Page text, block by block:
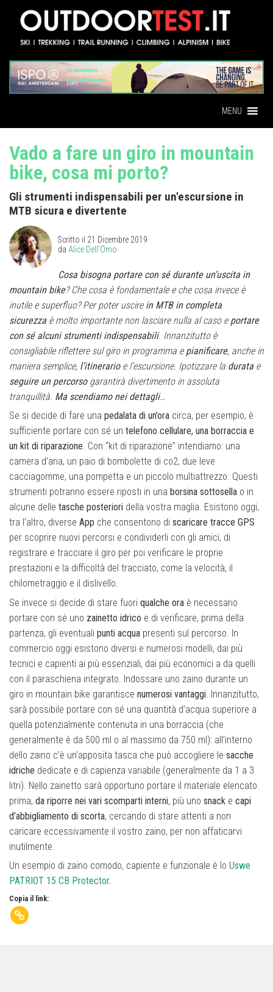
MENU
Vado a fare un giro in mountain
bike, cosa mi porto?
Gli strumenti indispensabili per un'escursione in
MTB sicura e divertente
Scritto il 21 Dicembre 2019
da Alice Dell'Omo
Cosa bisogna portare con sé durante un’uscita in
mountain bike? Che cosa è fondamentale e che cosa invece è
inutile e superfluo? Per poter uscire in MTB in completa
sicurezzaè molto importante non lasciare nulla al caso e portare
con sé alcuni strumenti indispensabili. Innanzitutto è
consigliabile riflettere sul giro in programma e pianificare, anche in
maniera semplice, l’itinerarioe l’escursione. Ipotizzare la duratae
seguire un percorsogarantirà divertimento in assoluta
tranquillità. Ma scendiamo nei dettagli…
Se si decide di fare una pedalata di un’ora circa, per esempio, è
sufficiente portare con sé un telefono cellulare, una borraccia e
un kit di riparazione. Con “kit di riparazione” intendiamo: una
camera d’aria, un paio di bombolette di co2, due leve
cacciagomme, una pompetta e un piccolo multiattrezzo. Questi
strumenti potranno essere riposti in una borsina sottosella o in
alcune delle tasche posteriori della vostra maglia. Esistono oggi,
tra l’altro, diverse App che consentono di scaricare tracce GPS
per scoprire nuovi percorsi e condividerli con gli amici, di
registrare e tracciare il giro per poi verificare le proprie
prestazioni e la difficoltà del tracciato, come la velocità, il
chilometraggio e il dislivello.
Se invece si decide di stare fuori qualche ora è necessario
portare con sé uno zainetto idrico e di verificare, prima della
partenza, gli eventuali punti acqua presenti sul percorso. In
commercio oggi esistono diversi e numerosi modelli, dai più
tecnici e capienti ai più essenziali, dai più economici a da quelli
con il paraschiena integrato. Indossare uno zaino durante un
giro in mountain bike garantisce numerosi vantaggi . Innanzitutto,
sarà possibile portare con sé una quantità d’acqua superiore a
quella potenzialmente contenuta in una borraccia (che
generalmente è da 500 ml o al massimo da 750 ml): all’interno
dello zaino c’è un’apposita tasca che può accogliere le sacche
idriche dedicate e di capienza variabile (generalmente da 1 a 3
litri). Nello zainetto sarà opportuno portare il materiale elencato
prima, da riporre nei vari scomparti interni, più uno snack e capi
d’abbigliamento di scorta, cercando di stare attenti a non
caricare eccessivamente il vostro zaino, per non affaticarvi
inutilmente.
Un esempio di zaino comodo, capiente e funzionale è lo Uswe
PATRIOT 15 CB Protector.
Copia il link: